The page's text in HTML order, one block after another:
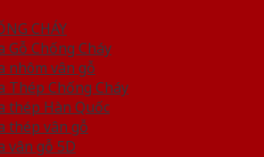
CHÁY
Gỗ Chống Cháy
nhôm vân gỗ
Thép Chống Cháy
thép Hàn Quốc
thép vân gỗ
vân gỗ 5D